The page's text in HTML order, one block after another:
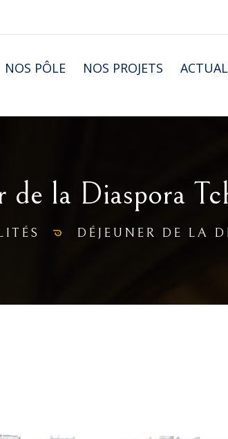
NOS PÔLE NOS PROJETS
de la Diaspora
DÉJEUNER DE LA